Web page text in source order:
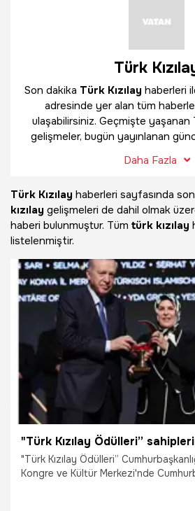
Türk
Son dakika Türk Kızılay haberleri
adresinde yer alan tüm
ulaşabilirsiniz. Geçmişte yaşanan
gelişmeler, bugün yayınlanan
bulabilirsiniz.
Daha Fazla
Türk Kızılay haberleri sayfasında
kızılay gelişmeleri de dahil olmak
haberi bulunmuştur. Tüm türk kızılay
listelenmiştir.
"Türk Kızılay Ödülleri”
"Türk Kızılay Ödülleri”
Kongre ve Kültür Merkezi'nde